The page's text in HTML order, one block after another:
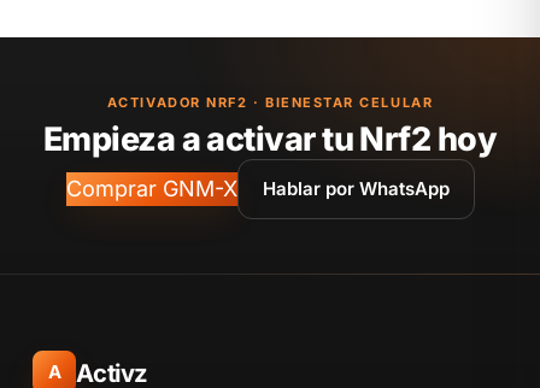
ACTIVADOR NRF2 · BIENESTAR CELULAR
Empieza a activar tu Nrf2 hoy
Comprar GNM-X Hablar por WhatsApp
A Activz